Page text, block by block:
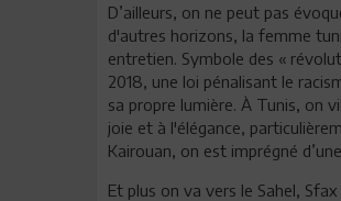
D’ailleurs, on ne peut pas
d'autres horizons, la femme
entretien. Symbole des «
2018, une loi pénalisant le
sa propre lumière. À Tunis, on
joie et à l'élégance,
Kairouan, on est imprégné
Et plus on va vers le Sahel,